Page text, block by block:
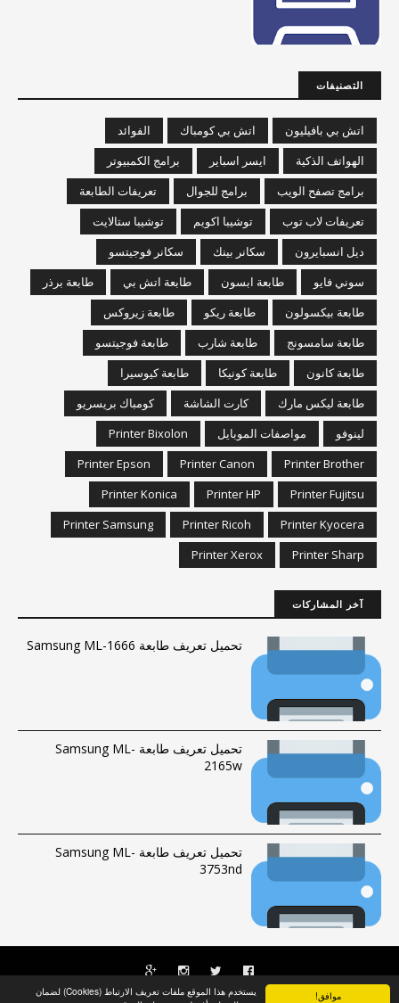
موافق!
يستخدم هذا الموقع ملفات تعريف الارتباط (Cookies) لضمان
التصنيفات
اتش بي بافيليون اتش بي كومباك
الفوائد
الهواتف الذكية
ايسر اسباير
برامج الكمبيوتر
برامج تصفح الويب
برامج للجوال
تعريفات الطابعة
تعريفات لاب توب
توشيبا اكويم
توشيبا ستالايت
ديل انسبايرون
سكانر بينك
سكانر فوجيتسو
سوني فايو
طابعة ابسون طابعة اتش بي
طابعة برذر
طابعة بيكسولون
طابعة ريكو
طابعة زيروكس
طابعة سامسونج
طابعة شارب
طابعة فوجيتسو
طابعة كانون
طابعة كونيكا
طابعة كيوسيرا
طابعة ليكس مارك
كارت الشاشة
كومباك بريسريو
لينوفو
مواصفات الموبايل
Printer Bixolon
Printer Brother
Printer Canon
Printer Epson
Printer Fujitsu
Printer HP
Printer Konica
Printer Kyocera
Printer Ricoh
Printer Samsung
Printer Sharp
Printer Xerox
آخر المشاركات
تحميل تعريف طابعة Samsung ML-1666
تحميل تعريف طابعة Samsung ML-
2165w
تحميل تعريف طابعة Samsung ML-
3753nd
الحقوق محفوظة © 2016-2023 | فهرس الموقع| راسلنا Albumdriver